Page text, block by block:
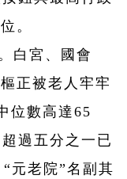
。
白宮、國會
正被老人牢牢
位數高達65
過五分之一已
元老院”名副其